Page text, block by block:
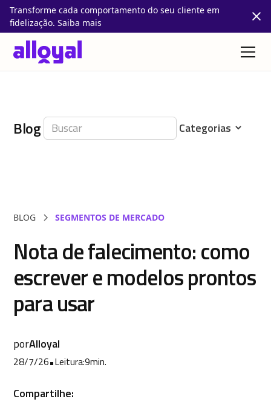
Transforme cada comportamento do seu cliente em
fidelização. Saiba mais
Blog
BLOG SEGMENTOS DE MERCADO
Nota de falecimento: como
escrever e modelos prontos
para usar
porAlloyal
28/7/26•Leitura:9min.
Compartilhe: